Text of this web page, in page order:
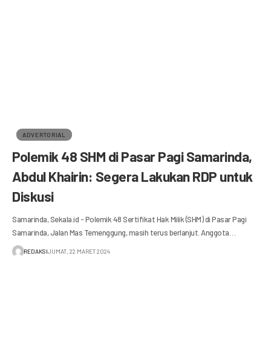
ADVERTORIAL
Polemik 48 SHM di Pasar Pagi Samarinda,
Abdul Khairin: Segera Lakukan RDP untuk
Diskusi
Samarinda, Sekala.id - Polemik 48 Sertifikat Hak Milik (SHM) di Pasar Pagi
Samarinda, Jalan Mas Temenggung, masih terus berlanjut. Anggota…
REDAKSIJUMAT, 22 MARET 2024